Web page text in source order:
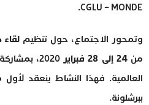
CGLU – MONDE.
وتمحور الاجتماع، حول تنظيم
من24 إلى 28 فبراير
2020،
العالمية. فهذا النشاط ينعقد
ببرشلونة.